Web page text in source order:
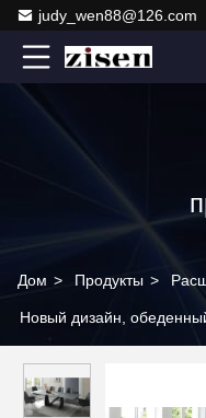
judy_wen88@126.com
Дом > Продукты >
Новый дизайн,
для столовой